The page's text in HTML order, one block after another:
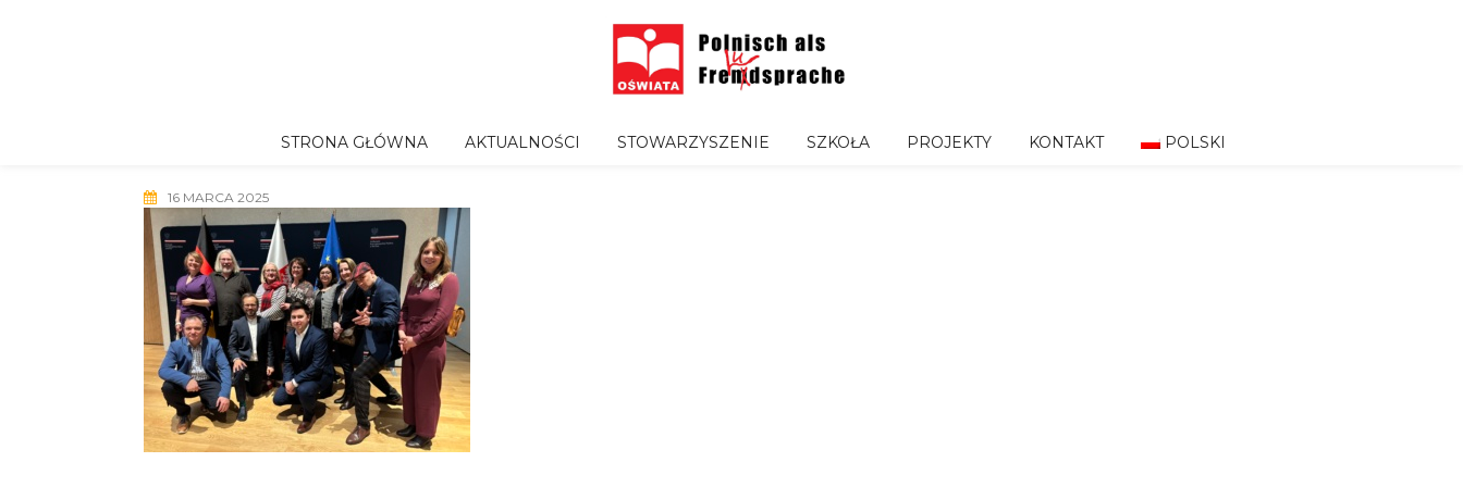
STRONA GŁÓWNA AKTUALNOŚCI STOWARZYSZENIE SZKOŁA PROJEKTY KONTAKT POLSKI
16 MARCA 2025